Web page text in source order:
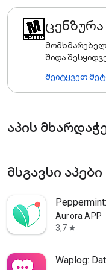
ცენზურა
შიდა
შეიტყვეთ
აპის
მსგავსი აპები
Aurora APP
3,7 star
Waplog: